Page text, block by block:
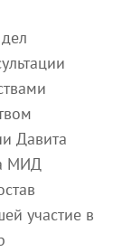
Давита
МИД
участие в